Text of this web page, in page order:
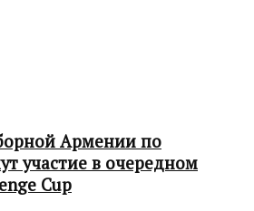
Армении по
участие в очередном
Cup